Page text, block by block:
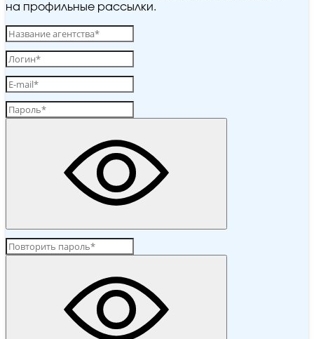
на профильные рассылки.